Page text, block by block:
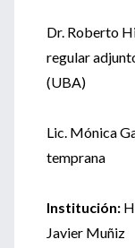
Dr. Roberto
regular
(UBA)
Lic. Mónica
temprana
Institución:
Javier Muñiz